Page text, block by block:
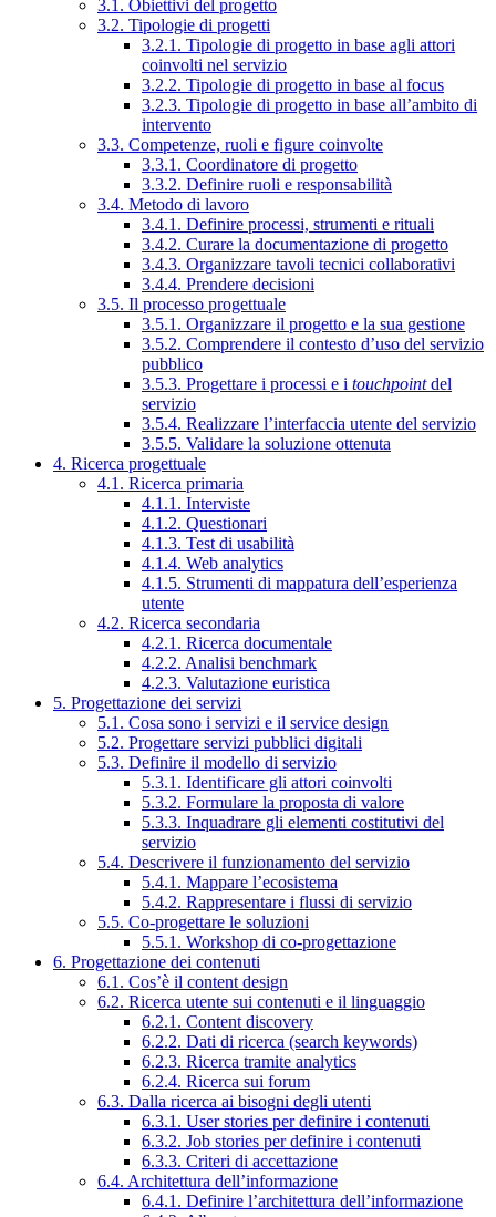
3.1. Obiettivi del progetto
3.2. Tipologie di progetti
3.2.1. Tipologie di progetto in base agli attori
coinvolti nel servizio
3.2.2. Tipologie di progetto in base al focus
3.2.3. Tipologie di progetto in base all’ambito di
intervento
3.3. Competenze, ruoli e figure coinvolte
3.3.1. Coordinatore di progetto
3.3.2. Definire ruoli e responsabilità
3.4. Metodo di lavoro
3.4.1. Definire processi, strumenti e rituali
3.4.2. Curare la documentazione di progetto
3.4.3. Organizzare tavoli tecnici collaborativi
3.4.4. Prendere decisioni
3.5. Il processo progettuale
3.5.1. Organizzare il progetto e la sua gestione
3.5.2. Comprendere il contesto d’uso del servizio
pubblico
3.5.3. Progettare i processi e i touchpointdel
servizio
3.5.4. Realizzare l’interfaccia utente del servizio
3.5.5. Validare la soluzione ottenuta
4. Ricerca progettuale
4.1. Ricerca primaria
4.1.1. Interviste
4.1.2. Questionari
4.1.3. Test di usabilità
4.1.4. Web analytics
4.1.5. Strumenti di mappatura dell’esperienza
utente
4.2. Ricerca secondaria
4.2.1. Ricerca documentale
4.2.2. Analisi benchmark
4.2.3. Valutazione euristica
5. Progettazione dei servizi
5.1. Cosa sono i servizi e il service design
5.2. Progettare servizi pubblici digitali
5.3. Definire il modello di servizio
5.3.1. Identificare gli attori coinvolti
5.3.2. Formulare la proposta di valore
5.3.3. Inquadrare gli elementi costitutivi del
servizio
5.4. Descrivere il funzionamento del servizio
5.4.1. Mappare l’ecosistema
5.4.2. Rappresentare i flussi di servizio
5.5. Co-progettare le soluzioni
5.5.1. Workshop di co-progettazione
6. Progettazione dei contenuti
6.1. Cos’è il content design
6.2. Ricerca utente sui contenuti e il linguaggio
6.2.1. Content discovery
6.2.2. Dati di ricerca (search keywords)
6.2.3. Ricerca tramite analytics
6.2.4. Ricerca sui forum
6.3. Dalla ricerca ai bisogni degli utenti
6.3.1. User stories per definire i contenuti
6.3.2. Job stories per definire i contenuti
6.3.3. Criteri di accettazione
6.4. Architettura dell’informazione
6.4.1. Definire l’architettura dell’informazione